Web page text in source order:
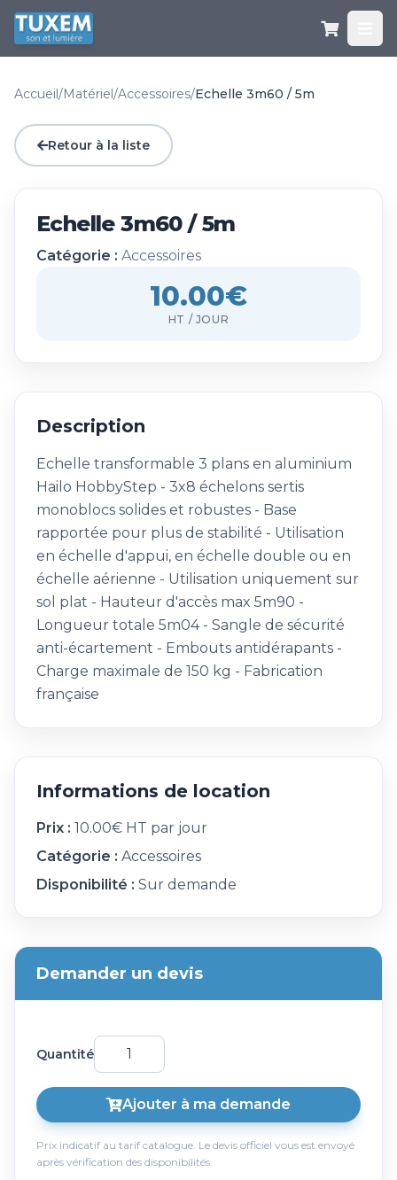
Accueil/Matériel/Accessoires/Echelle 3m60 / 5m
Retour à la liste
Echelle 3m60 / 5m
Catégorie : Accessoires
10.00€
HT / JOUR
Description
Echelle transformable 3 plans en aluminium
Hailo HobbyStep - 3x8 échelons sertis
monoblocs solides et robustes - Base
rapportée pour plus de stabilité - Utilisation
en échelle d'appui, en échelle double ou en
échelle aérienne - Utilisation uniquement sur
sol plat - Hauteur d'accès max 5m90 -
Longueur totale 5m04 - Sangle de sécurité
anti-écartement - Embouts antidérapants -
Charge maximale de 150 kg - Fabrication
française
Informations de location
Prix : 10.00€ HT par jour
Catégorie : Accessoires
Disponibilité : Sur demande
Demander un devis
Quantité
Ajouter à ma demande
Prix indicatif au tarif catalogue. Le devis officiel vous est envoyé
après vérification des disponibilités.